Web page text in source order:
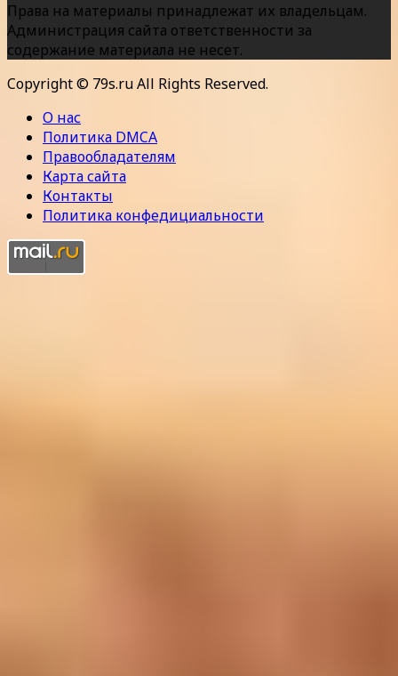
Права на материалы принадлежат их владельцам.
Администрация сайта ответственности за
содержание материала не несет.
Copyright © 79s.ru All Rights Reserved.
О нас
Политика DMCA
Правообладателям
Карта сайта
Контакты
Политика конфедициальности